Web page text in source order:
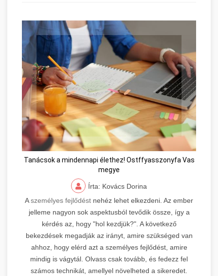
Tanácsok a mindennapi élethez! Ostffyasszonyfa Vas
megye
Írta: Kovács Dorina
Aszemélyes fejlődést nehéz lehet elkezdeni. Az ember
jelleme nagyon sok aspektusból tevődik össze, így a
kérdés az, hogy "hol kezdjük?". A következő
bekezdések megadják az irányt, amire szükséged van
ahhoz, hogy elérd azt a személyes fejlődést, amire
mindig is vágytál. Olvass csak tovább, és fedezz fel
számos technikát, amellyel növelheted a sikeredet.